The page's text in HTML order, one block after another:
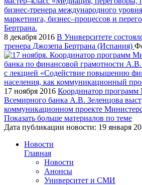
8 декабря 2016 В Университете
тренера Джозепа Бертрана (Испания)
17 ноября 2016 Координатор
Всемирного банка А.В. Зеленцова
коммуникационном проекте
Показать больше материалов по теме
Дата публикации новости: 19 января
Новости
Главная
Новости
Анонсы
Университет и СМИ